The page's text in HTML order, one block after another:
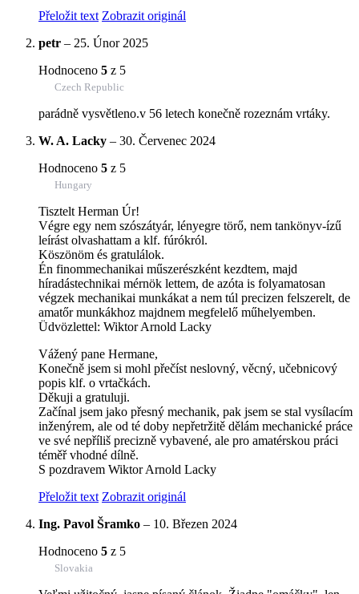
Přeložit text Zobrazit originál
petr – 25. Únor 2025
Hodnoceno 5 z 5
Czech Republic
parádně vysvětleno.v 56 letech konečně rozeznám vrtáky.
W. A. Lacky – 30. Červenec 2024
Hodnoceno 5 z 5
Hungary
Tisztelt Herman Úr!
Végre egy nem szószátyár, lényegre törő, nem tankönyv-ízű
leírást olvashattam a klf. fúrókról.
Köszönöm és gratulálok.
Én finommechanikai műszerészként kezdtem, majd
híradástechnikai mérnök lettem, de azóta is folyamatosan
végzek mechanikai munkákat a nem túl precizen felszerelt, de
amatőr munkákhoz majdnem megfelelő műhelyemben.
Üdvözlettel: Wiktor Arnold Lacky
Vážený pane Hermane,
Konečně jsem si mohl přečíst neslovný, věcný, učebnicový
popis klf. o vrtačkách.
Děkuji a gratuluji.
Začínal jsem jako přesný mechanik, pak jsem se stal vysílacím
inženýrem, ale od té doby nepřetržitě dělám mechanické práce
ve své nepříliš precizně vybavené, ale pro amatérskou práci
téměř vhodné dílně.
S pozdravem Wiktor Arnold Lacky
Přeložit text Zobrazit originál
Ing. Pavol Šramko – 10. Březen 2024
Hodnoceno 5 z 5
Slovakia